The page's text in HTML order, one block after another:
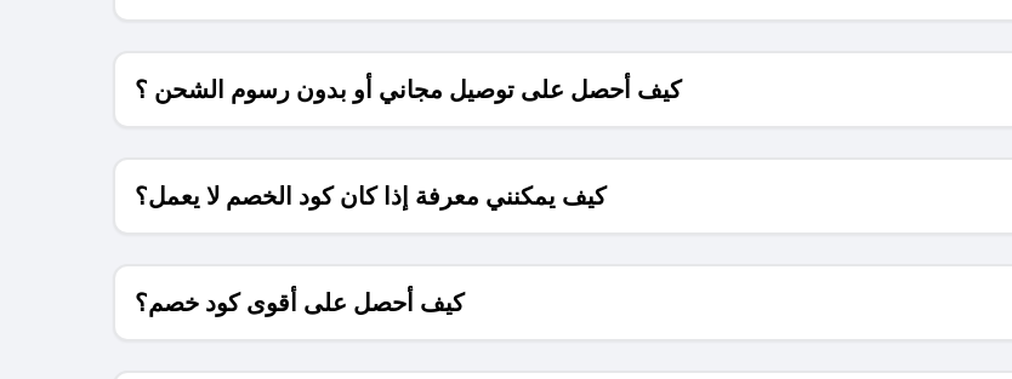
كيف أحصل على توصيل مجاني أو بدون رسوم الشحن ؟
كيف يمكنني معرفة إذا كان كود الخصم لا يعمل؟
كيف أحصل على أقوى كود خصم؟